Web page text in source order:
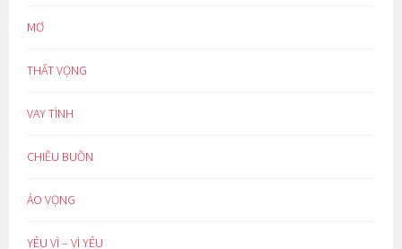
MƠ
THẤT VỌNG
VAY TÌNH
CHIỀU BUỒN
ẢO VỌNG
YÊU VÌ – VÌ YÊU